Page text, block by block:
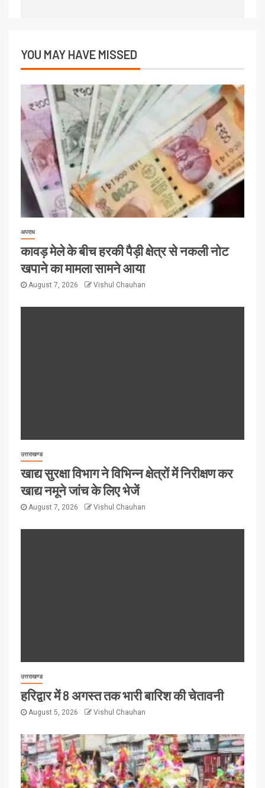
YOU MAY HAVE MISSED
अपराध
कावड़ मेले के बीच हरकी पैड़ी क्षेत्र से नकली नोट
खपाने का मामला सामने आया
August 7, 2026 Vishul Chauhan
उत्तराखण्ड
खाद्य सुरक्षा विभाग ने विभिन्न क्षेत्रों में निरीक्षण कर
खाद्य नमूने जांच के लिए भेजें
August 7, 2026 Vishul Chauhan
उत्तराखण्ड
हरिद्वार में 8 अगस्त तक भारी बारिश की चेतावनी
August 5, 2026 Vishul Chauhan